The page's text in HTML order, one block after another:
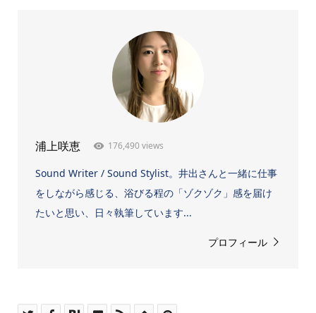
浦上咲恵 176,490 views
Sound Writer / Sound Stylist。井出さんと一緒に仕事
をしながら感じる、浴びる程の「ゾクゾク」感を届け
たいと思い、日々執筆しています...
プロフィール